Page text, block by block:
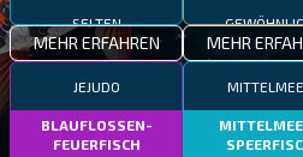
MEHR ERFAHREN MEHR
JEJUDO
BLAUFLOSSEN-
FEUERFISCH